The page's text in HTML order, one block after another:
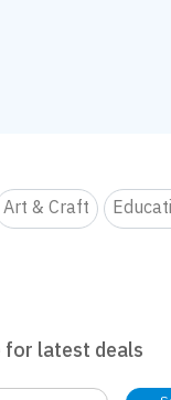
Art & Craft
for latest deals